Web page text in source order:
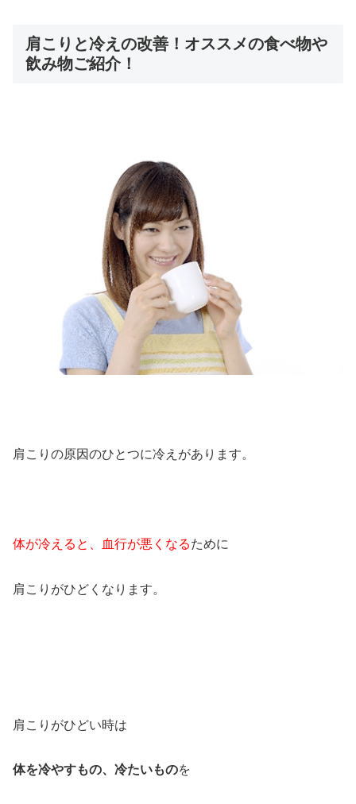
肩こりと冷えの改善！オススメの食べ物や
飲み物ご紹介！
肩こりの原因のひとつに冷えがあります。
体が冷えると、血行が悪くなるために
肩こりがひどくなります。
肩こりがひどい時は
体を冷やすもの、冷たいものを